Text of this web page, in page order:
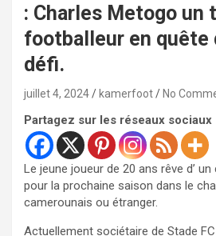
: Charles Metogo un
footballeur en quête
défi.
juillet 4, 2024 kamerfoot No
Partagez sur les réseaux sociaux
Le jeune joueur de 20 ans rêve d’
pour la prochaine saison dans le
camerounais ou étranger.
Actuellement sociétaire de Stade